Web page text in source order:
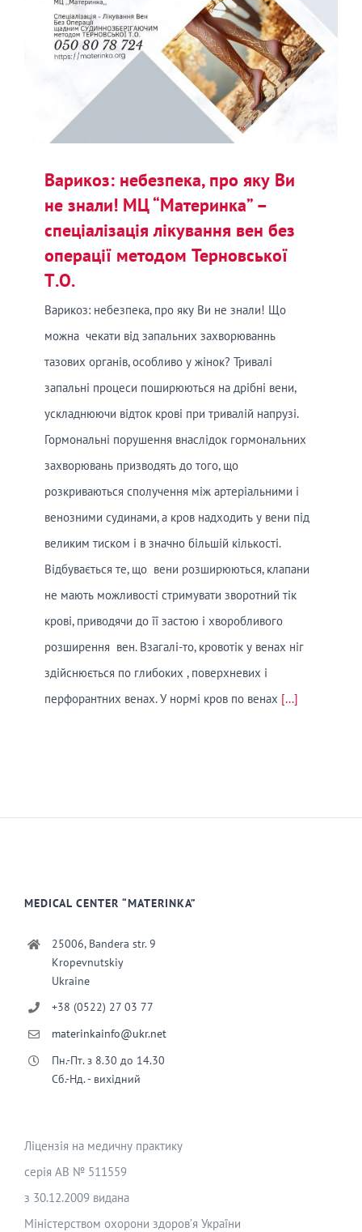
Варикоз: небезпека, про яку Ви
не знали! МЦ “Материнка” –
спеціалізація лікування вен без
операції методом Терновської
Т.О.
Варикоз: небезпека, про яку Ви не знали! Що
можна чекати від запальних захворюваннь
тазових органів, особливо у жінок? Тривалі
запальні процеси поширюються на дрібні вени,
ускладнюючи відток крові при тривалій напрузі.
Гормональні порушення внаслідок гормональних
захворювань призводять до того, що
розкриваються сполучення між артеріальними і
венозними судинами, а кров надходить у вени під
великим тиском і в значно більшій кількості.
Відбувається те, що вени розширюються, клапани
не мають можливості стримувати зворотний тік
крові, приводячи до її застою і хворобливого
розширення вен. Взагалі-то, кровотік у венах ніг
здійснюється по глибоких , поверхневих і
перфорантних венах. У нормі кров по венах [...]
MEDICAL CENTER “MATERINKA”
25006, Bandera str. 9
Kropevnutskiy
Ukraine
+38 (0522) 27 03 77
materinkainfo@ukr.net
Пн.-Пт. з 8.30 до 14.30
Сб.-Нд. - вихідний
Ліцензія на медичну практику
серія АВ № 511559
з 30.12.2009 видана
Міністерством охорони здоров’я України